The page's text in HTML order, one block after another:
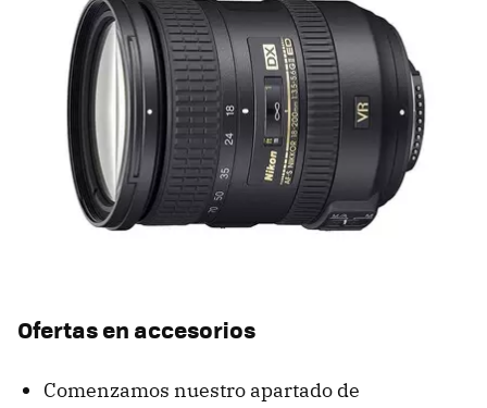
Ofertas en accesorios
Comenzamos nuestro apartado de